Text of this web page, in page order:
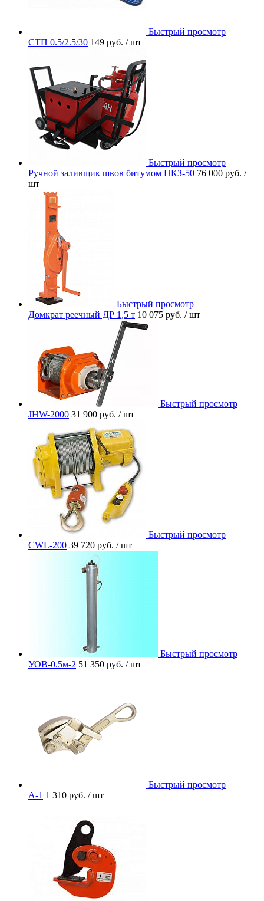
Быстрый просмотр
СТП 0.5/2.5/30 149 руб. / шт
Быстрый просмотр
Ручной заливщик швов битумом ПКЗ-50 76 000 руб. /
шт
Быстрый просмотр
Домкрат реечный ДР 1,5 т 10 075 руб. / шт
Быстрый просмотр
JHW-2000 31 900 руб. / шт
Быстрый просмотр
CWL-200 39 720 руб. / шт
Быстрый просмотр
УОВ-0.5м-2 51 350 руб. / шт
Быстрый просмотр
A-1 1 310 руб. / шт